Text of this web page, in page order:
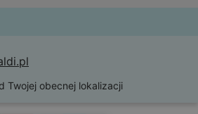
Twojej obecnej lokalizacji